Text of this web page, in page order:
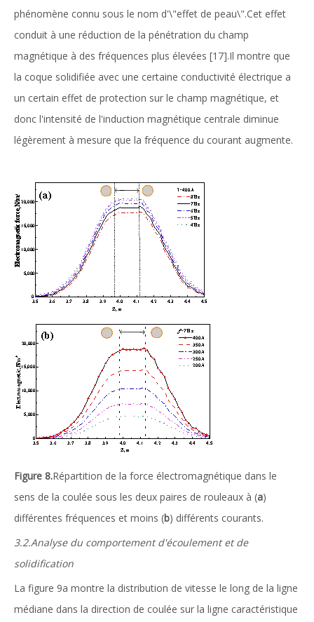
phénomène connu sous le nom d'\"effet de peau\".Cet effet
conduit à une réduction de la pénétration du champ
magnétique à des fréquences plus élevées [17].Il montre que
la coque solidifiée avec une certaine conductivité électrique a
un certain effet de protection sur le champ magnétique, et
donc l'intensité de l'induction magnétique centrale diminue
légèrement à mesure que la fréquence du courant augmente.
Figure 8.Répartition de la force électromagnétique dans le
sens de la coulée sous les deux paires de rouleaux à (a)
différentes fréquences et moins (b) différents courants.
3.2.Analyse du comportement d'écoulement et de
solidification
La figure 9a montre la distribution de vitesse le long de la ligne
médiane dans la direction de coulée sur la ligne caractéristique